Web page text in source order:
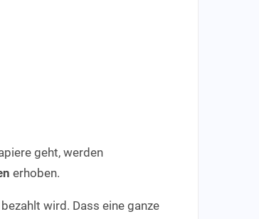
geht, werden
erhoben.
wird. Dass eine ganze